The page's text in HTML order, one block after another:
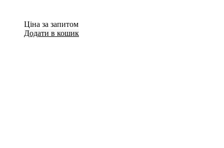
Ціна за запитом
Додати в кошик